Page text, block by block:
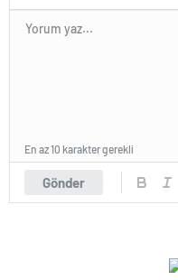
Gönder
En az 10 karakter gerekli